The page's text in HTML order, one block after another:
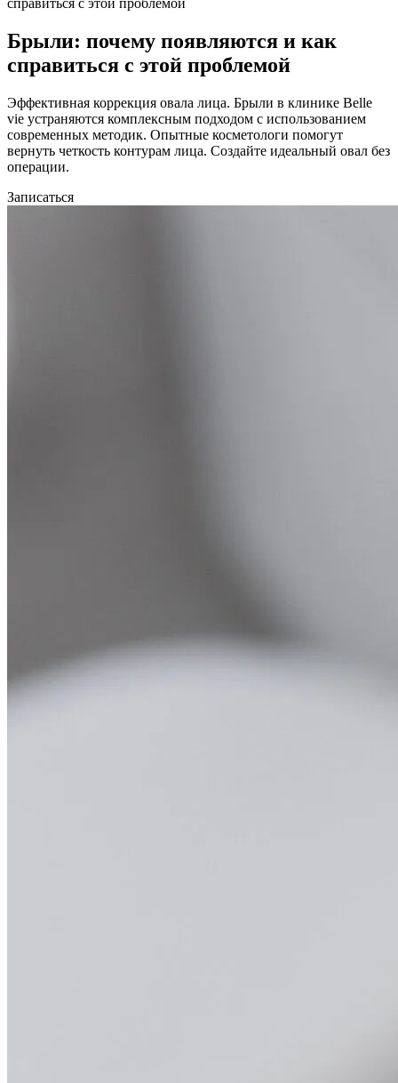
справиться с этой проблемой
Брыли: почему появляются и как
справиться с этой проблемой
Эффективная коррекция овала лица. Брыли в клинике Belle
vie устраняются комплексным подходом с использованием
современных методик. Опытные косметологи помогут
вернуть четкость контурам лица. Создайте идеальный овал без
операции.
Записаться